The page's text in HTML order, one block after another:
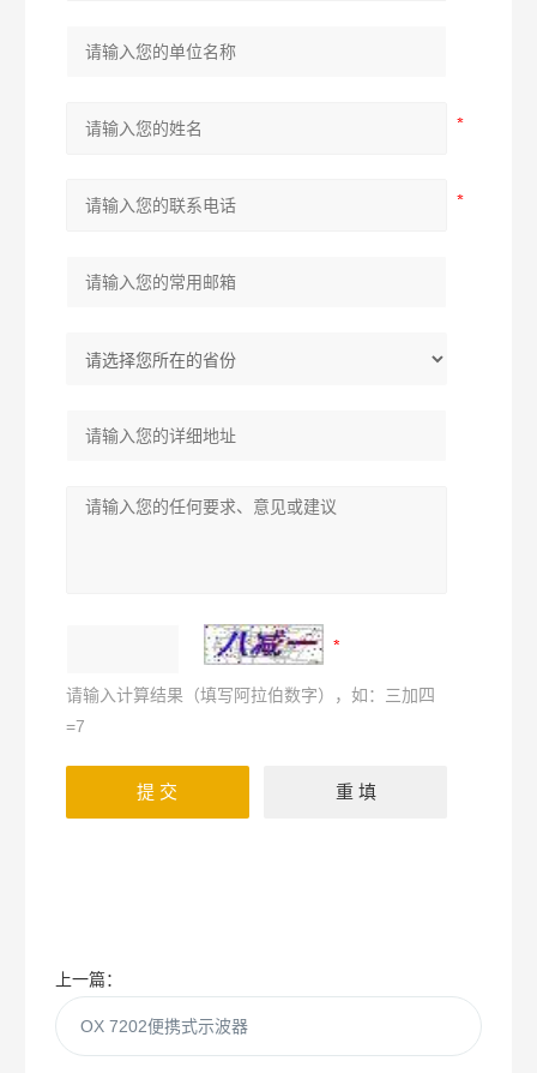
请输入计算结果（填写阿拉伯数字），如：三加四
=7
上一篇：
OX 7202便携式示波器